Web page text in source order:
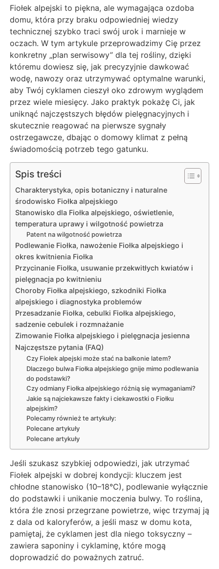
Fiołek alpejski to piękna, ale wymagająca ozdoba
domu, która przy braku odpowiedniej wiedzy
technicznej szybko traci swój urok i marnieje w
oczach. W tym artykule przeprowadzimy Cię przez
konkretny „plan serwisowy” dla tej rośliny, dzięki
któremu dowiesz się, jak precyzyjnie dawkować
wodę, nawozy oraz utrzymywać optymalne warunki,
aby Twój cyklamen cieszył oko zdrowym wyglądem
przez wiele miesięcy. Jako praktyk pokażę Ci, jak
uniknąć najczęstszych błędów pielęgnacyjnych i
skutecznie reagować na pierwsze sygnały
ostrzegawcze, dbając o domowy klimat z pełną
świadomością potrzeb tego gatunku.
Spis treści
Charakterystyka, opis botaniczny i naturalne
środowisko Fiołka alpejskiego
Stanowisko dla Fiołka alpejskiego, oświetlenie,
temperatura uprawy i wilgotność powietrza
Patent na wilgotność powietrza
Podlewanie Fiołka, nawożenie Fiołka alpejskiego i
okres kwitnienia Fiołka
Przycinanie Fiołka, usuwanie przekwitłych kwiatów i
pielęgnacja po kwitnieniu
Choroby Fiołka alpejskiego, szkodniki Fiołka
alpejskiego i diagnostyka problemów
Przesadzanie Fiołka, cebulki Fiołka alpejskiego,
sadzenie cebulek i rozmnażanie
Zimowanie Fiołka alpejskiego i pielęgnacja jesienna
Najczęstsze pytania (FAQ)
Czy Fiołek alpejski może stać na balkonie latem?
Dlaczego bulwa Fiołka alpejskiego gnije mimo podlewania
do podstawki?
Czy odmiany Fiołka alpejskiego różnią się wymaganiami?
Jakie są najciekawsze fakty i ciekawostki o Fiołku
alpejskim?
Polecamy również te artykuły:
Polecane artykuły
Polecane artykuły
Jeśli szukasz szybkiej odpowiedzi, jak utrzymać
Fiołek alpejski w dobrej kondycji: kluczem jest
chłodne stanowisko (10–18°C), podlewanie wyłącznie
do podstawki i unikanie moczenia bulwy. To roślina,
która źle znosi przegrzane powietrze, więc trzymaj ją
z dala od kaloryferów, a jeśli masz w domu kota,
pamiętaj, że cyklamen jest dla niego toksyczny –
zawiera saponiny i cyklaminę, które mogą
doprowadzić do poważnych zatruć.